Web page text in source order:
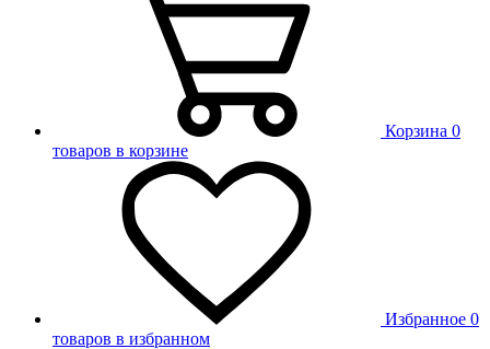
Корзина 0
товаров в корзине
Избранное 0
товаров в избранном